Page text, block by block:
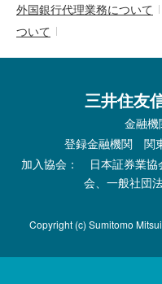
外国銀行代理業務について
ついて
三井住友
金融
登録金融機関 関
加入協会： 日本証券業協
会、一般社団
Copyright (c) Sumitomo